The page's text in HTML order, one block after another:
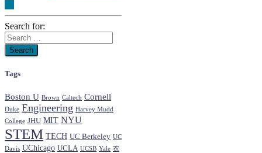
Search for:
Tags
Boston U Brown Caltech Cornell
Duke Engineering Harvey Mudd
College JHU MIT NYU
STEM TECH UC Berkeley UC
Davis UChicago UCLA UCSB Yale 农